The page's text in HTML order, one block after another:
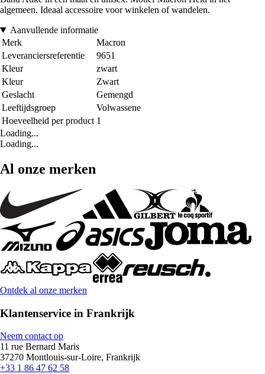
algemeen. Ideaal accessoire voor winkelen of wandelen.
Aanvullende informatie
Merk
Macron
Leveranciersreferentie
9651
Kleur
zwart
Kleur
Zwart
Geslacht
Gemengd
Leeftijdsgroep
Volwassene
Hoeveelheid per product 1
Loading...
Loading...
Al onze merken
Ontdek al onze merken
Klantenservice in Frankrijk
Neem contact op
11 rue Bernard Maris
37270 Montlouis-sur-Loire, Frankrijk
+33 1 86 47 62 58